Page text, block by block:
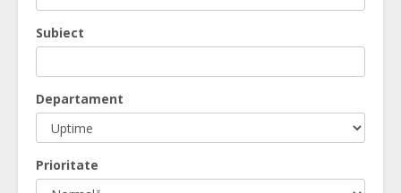
Subiect
Departament
Prioritate